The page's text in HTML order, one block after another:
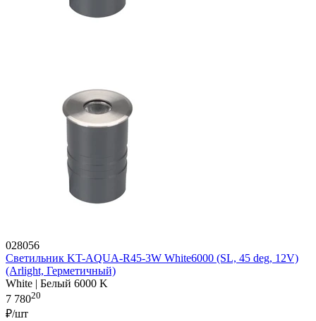
028056
Светильник KT-AQUA-R45-3W White6000 (SL, 45 deg, 12V)
(Arlight, Герметичный)
White | Белый 6000 K
7 78020
₽/шт